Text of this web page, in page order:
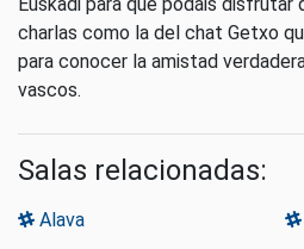
Euskadi para que podáis
charlas como la del chat Getxo
para conocer la amistad
vascos.
Salas relacionadas:
Alava